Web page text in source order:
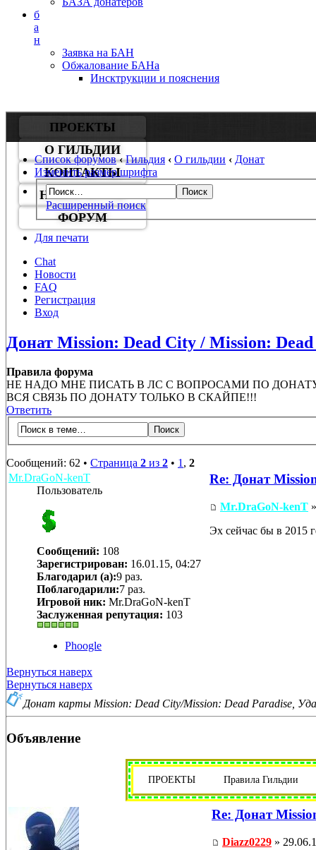
б
а
н
Заявка на БАН
Обжалование БАНа
Инсктрукции и пояснения
ПРОЕКТЫ
О ГИЛЬДИИ
КОНТАКТЫ
НАШИ БОТЫ
ФОРУМ
Список форумов ‹ Гильдия ‹ О гильдии ‹ Донат
Изменить размер шрифта
Расширенный поиск
Для печати
Chat
Новости
FAQ
Регистрация
Вход
Донат Mission: Dead City / Mission: Dead
Правила форума
НЕ НАДО МНЕ ПИСАТЬ В ЛС С ВОПРОСАМИ ПО
ВСЯ СВЯЗЬ ПО ДОНАТУ ТОЛЬКО В СКАЙПЕ!!!
Ответить
Сообщений: 62 • Страница 2 из 2 • 1 , 2
Mr.DraGoN-kenT
Пользователь
Сообщений: 108
Зарегистрирован: 16.01.15, 04:27
Благодарил (а):9 раз.
Поблагодарили:7 раз.
Игровой ник: Mr.DraGoN-kenT
Заслуженная репутация: 103
Phoogle
Re: Донат
Mr.DraGoN-kenT
Эх сейчас бы в 2015
Вернуться наверх
Вернуться наверх
Донат карты Mission: Dead City/Mission: Dead Paradise,
Объявление
ПРОЕКТЫ Правила Гильдии
Re: Донат
Diazz0229 »